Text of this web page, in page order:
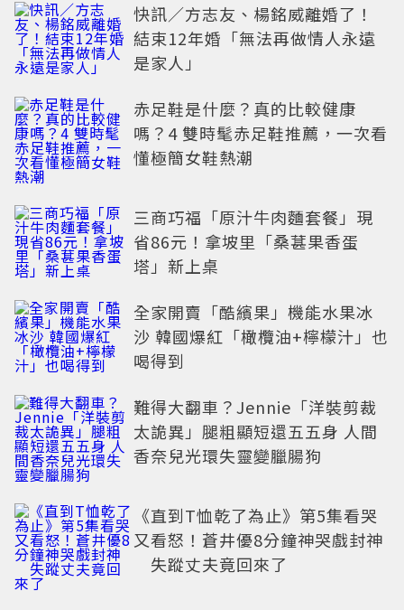
快訊／方志友、楊銘威離婚了！
結束12年婚「無法再做情人永遠
是家人」
赤足鞋是什麼？真的比較健康
嗎？4 雙時髦赤足鞋推薦，一次看
懂極簡女鞋熱潮
三商巧福「原汁牛肉麵套餐」現
省86元！拿坡里「桑葚果香蛋
塔」新上桌
全家開賣「酷繽果」機能水果冰
沙 韓國爆紅「橄欖油+檸檬汁」也
喝得到
難得大翻車？Jennie「洋裝剪裁
太詭異」腿粗顯短還五五身 人間
香奈兒光環失靈變臘腸狗
《直到T恤乾了為止》第5集看哭
又看怒！蒼井優8分鐘神哭戲封神
失蹤丈夫竟回來了